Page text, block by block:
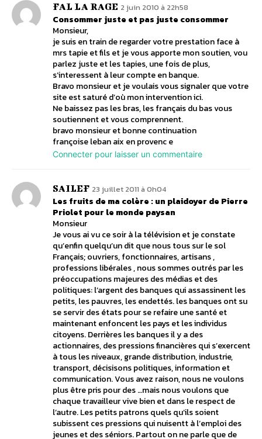
FAL LA RAGE 2 juin 2010 à 22h58
Consommer juste et pas juste consommer
Monsieur,
je suis en train de regarder votre prestation face à
mrs tapie et fils et je vous apporte mon soutien, vou
parlez juste et les tapies, une fois de plus,
s’interessent à leur compte en banque.
Bravo monsieur et je voulais vous signaler que votre
site est saturé d’où mon intervention ici.
Ne baissez pas les bras, les français du bas vous
soutiennent et vous comprennent.
bravo monsieur et bonne continuation
françoise leban aix en provenc e
Connecter pour laisser un commentaire
SAILEF 23 juillet 2011 à 0h04
Les fruits de ma colère : un plaidoyer de Pierre
Priolet pour le monde paysan
Monsieur
Je vous ai vu ce soir à la télévision et je constate
qu’enfin quelqu’un dit que nous tous sur le sol
Français; ouvriers, fonctionnaires, artisans ,
professions libérales , nous sommes outrés par les
préoccupations majeures des médias et des
politiques: l’argent des banques qui assassinent les
petits, les pauvres, les endettés. les banques ont su
se servir des états pour se refaire une santé et
maintenant enfoncent les pays et les individus
citoyens. Derrières les banques il y a des
actionnaires, des pressions financières qui s’exercent
à tous les niveaux, grande distribution, industrie,
transport, décisisons politiques, information et
communication. Vous avez raison, nous ne voulons
plus être pris pour des …mais nous voulons que
chaque travailleur vive bien et dans le respect de
l’autre. Les petits patrons quels qu’ils soient
subissent ces pressions qui nuisentt à l’emploi des
jeunes et des séniors. Partout on ne parle que de